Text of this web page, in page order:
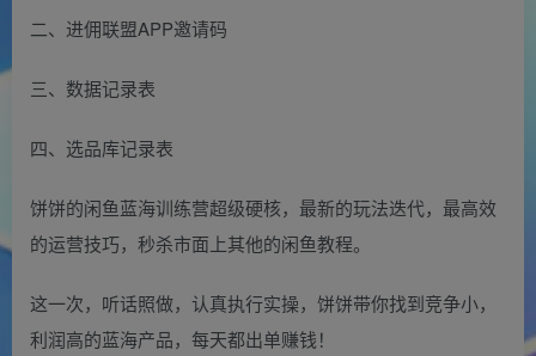
二、进佣联盟APP邀请码
三、数据记录表
四、选品库记录表
饼饼的闲鱼蓝海训练营超级硬核，最新的玩法迭代，最高效
的运营技巧，秒杀市面上其他的闲鱼教程。
这一次，听话照做，认真执行实操，饼饼带你找到竞争小，
利润高的蓝海产品，每天都出单赚钱！